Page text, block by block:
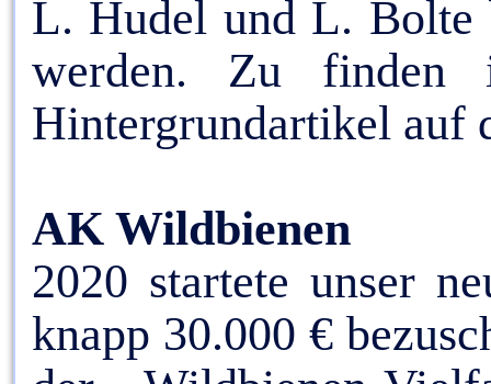
L. Hudel und L. Bolte
werden. Zu
Hintergrundartikel auf
AK Wildbienen
2020 startete unser
knapp 30.000 €